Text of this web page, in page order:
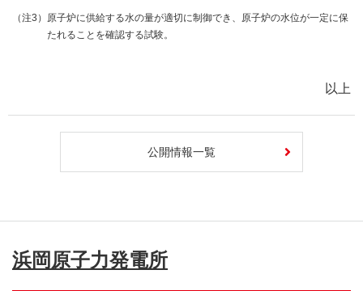
（注3） 原子炉に供給する水の量が適切に制御でき、原子炉の水位が一定に保
たれることを確認する試験。
以上
公開情報一覧
浜岡原子力発電所